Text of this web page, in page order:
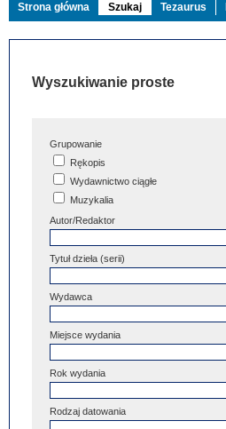
Strona główna Szukaj Tezaurus
Wyszukiwanie proste
Grupowanie
Rękopis
Wydawnictwo ciągłe
Muzykalia
Autor/Redaktor
Tytuł dzieła (serii)
Wydawca
Miejsce wydania
Rok wydania
Rodzaj datowania